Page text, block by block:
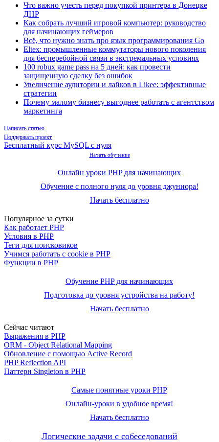
Что важно учесть перед покупкой принтера в Донецке
ДНР
Как собрать лучший игровой компьютер: руководство
для начинающих геймеров
Всё, что нужно знать про язык программирования Go
Eltex: промышленные коммутаторы нового поколения
для бесперебойной связи в экстремальных условиях
100 robux game pass на 5 дней: как провести
защищенную сделку без ошибок
Увеличение аудитории и лайков в Likee: эффективные
стратегии
Почему малому бизнесу выгоднее работать с агентством
маркетинга
Написать статью
Поддержать проект
Бесплатный курс MySQL с нуля
Начать обучение
Онлайн уроки PHP для начинающих
Обучение с полного нуля до уровня джуниора!
Начать бесплатно
Популярное за сутки
Как работает PHP
Условия в PHP
Теги для поисковиков
Учимся работать с cookie в PHP
Функции в PHP
Обучение PHP для начинающих
Подготовка до уровня устройства на работу!
Начать бесплатно
Сейчас читают
Выражения в PHP
ORM - Object Relational Mapping
Обновление с помощью Active Record
PHP Reflection API
Паттерн Singleton в PHP
Самые понятные уроки PHP
Онлайн-уроки в удобное время!
Начать бесплатно
Логические задачи с собеседований